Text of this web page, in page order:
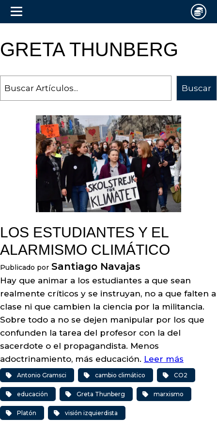
GRETA THUNBERG
Buscar
LOS ESTUDIANTES Y EL
ALARMISMO CLIMÁTICO
Publicado por Santiago Navajas
Hay que animar a los estudiantes a que sean
realmente críticos y se instruyan, no a que falten a
clase ni que cambien la ciencia por la militancia.
Sobre todo a no se dejen manipular por los que
confunden la tarea del profesor con la del
sacerdote o el propagandista. Menos
adoctrinamiento, más educación. Leer más
Antonio Gramsci cambio climático CO2
educación Greta Thunberg marxismo
Platón visión izquierdista